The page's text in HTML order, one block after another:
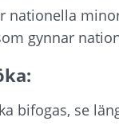
nationella
gynnar
bifogas, se